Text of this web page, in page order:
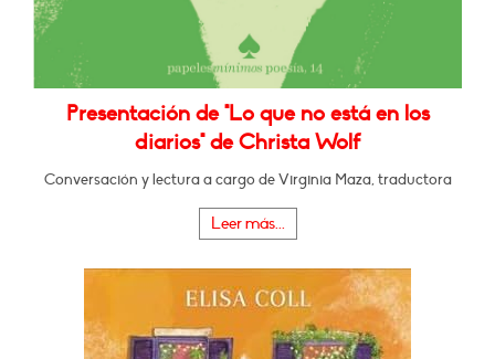
Presentación de "Lo que no está en los
diarios" de Christa Wolf
Conversación y lectura a cargo de Virginia Maza, traductora
Leer más...